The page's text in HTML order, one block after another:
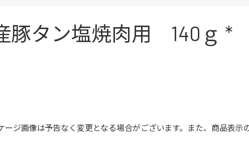
タン塩焼肉用 140ｇ *
ジ画像は予告なく変更となる場合がございます。また、商品表示